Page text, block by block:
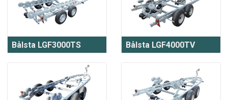
Bålsta LGF3000TS Bålsta LGF4000TV